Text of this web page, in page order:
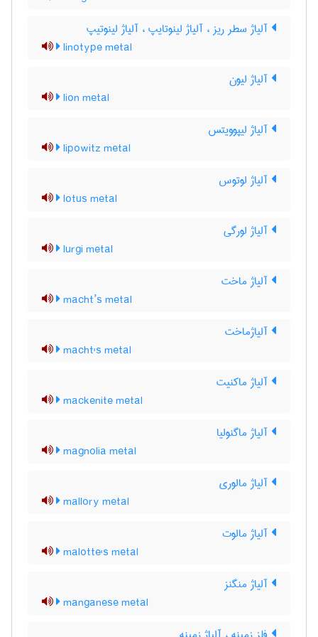
آلیاژ سطر ریز ، آلیاژ لینوتایپ ، آلیاژ لینوتیپ
linotype metal
آلیاژ لیون
lion metal
آلیاژ لیپوویتس
lipowitz metal
آلیاژ لوتوس
lotus metal
آلیاژ لورگی
lurgi metal
آلیاژ ماخت
macht’s metal
آلیاژماخت
macht's metal
آلیاژ ماکنیت
mackenite metal
آلیاژ ماگنولیا
magnolia metal
آلیاژ مالوری
mallory metal
آلیاژ مالوت
malotte's metal
آلیاژ منگنز
manganese metal